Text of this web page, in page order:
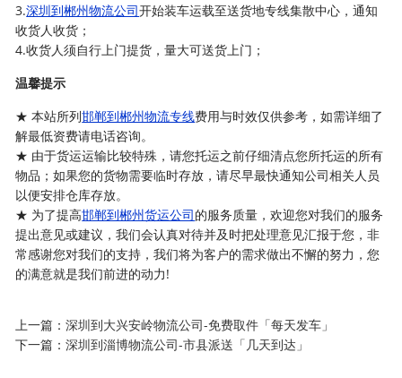
3.深圳到郴州物流公司开始装车运载至送货地专线集散中心，通知
收货人收货；
4.收货人须自行上门提货，量大可送货上门；
温馨提示
★ 本站所列邯郸到郴州物流专线费用与时效仅供参考，如需详细了
解最低资费请电话咨询。
★ 由于货运运输比较特殊，请您托运之前仔细清点您所托运的所有
物品；如果您的货物需要临时存放，请尽早最快通知公司相关人员
以便安排仓库存放。
★ 为了提高邯郸到郴州货运公司的服务质量，欢迎您对我们的服务
提出意见或建议，我们会认真对待并及时把处理意见汇报于您，非
常感谢您对我们的支持，我们将为客户的需求做出不懈的努力，您
的满意就是我们前进的动力!
上一篇：深圳到大兴安岭物流公司-免费取件「每天发车」
下一篇：深圳到淄博物流公司-市县派送「几天到达」